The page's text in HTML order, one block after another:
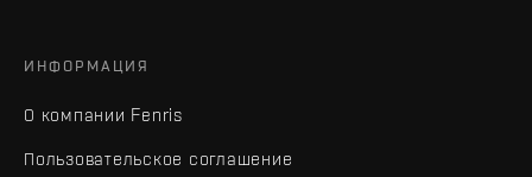
ИНФОРМАЦИЯ
О компании Fenris
Пользовательское соглашение